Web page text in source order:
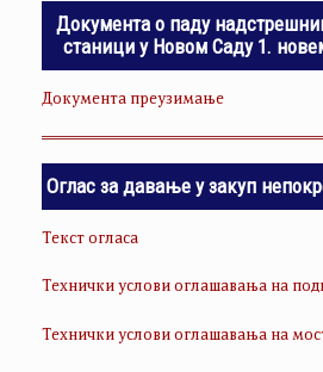
Документа о паду
станици у Новом Саду 1.
Документа преузимање
Оглас за давање у закуп
Текст огласа
Технички услови оглашавања на
Технички услови оглашавања на